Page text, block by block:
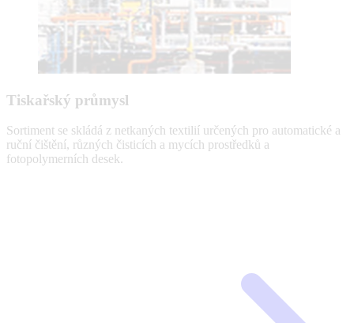
Tiskařský průmysl
Sortiment se skládá z netkaných textilií určených pro automatické a
ruční čištění, různých čisticích a mycích prostředků a
fotopolymerních desek.